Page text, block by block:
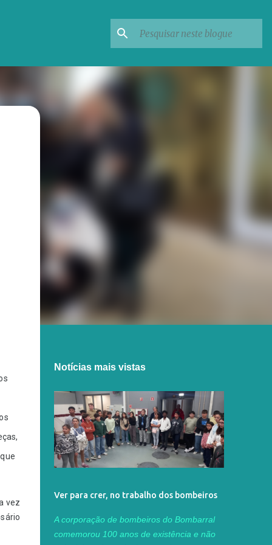
vez
Notícias mais vistas
Ver para crer, no trabalho dos bombeiros
A corporação de bombeiros do Bombarral
comemorou 100 anos de existência e não